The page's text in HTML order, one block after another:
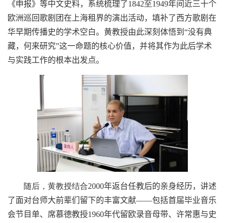
《申报》等中文史料，系统梳理了1842至1949年间近三十个
欧洲巡回歌剧团在上海租界的演出活动，填补了西方歌剧在
华早期传播史的学术空白。黄教授由此深刻体悟到 “没有典
藏，何来研究”这一命题的核心价值，并将其作为此后学术
与实践工作的根本出发点。
随后，黄教授结合2000年返台任教后的亲身经历，讲述
了面对台师大前辈们留下的丰富文献——包括首届毕业音乐
会节目单、席慕德教授1960年代留欧录音母带、许常惠与史